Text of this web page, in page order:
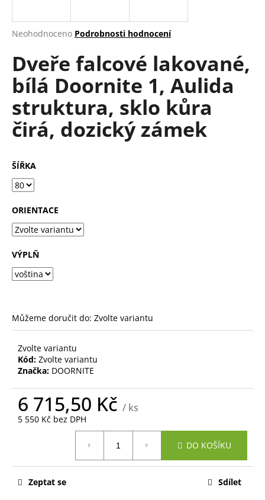
Průměrné
produktu
je
0,0
hvězdiček.
Neohodnoceno Podrobnosti hodnocení
Dveře falcové lakované,
bílá Doornite 1, Aulida
struktura, sklo kůra
čirá, dozický zámek
ŠÍŘKA
ORIENTACE
VÝPLŇ
Můžeme doručit do: Zvolte variantu
Zvolte variantu
Kód: Zvolte variantu
Značka: DOORNITE
6 715,50 Kč / ks
5 550 Kč bez DPH
DO KOŠÍKU
Zeptat se Sdílet
j
t
?
HLEDAT
D
p
o
r
u
č
u
m
e